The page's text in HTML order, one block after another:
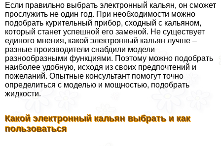
Если правильно выбрать электронный кальян, он сможет
прослужить не один год. При необходимости можно
подобрать курительный прибор, сходный с кальяном,
который станет успешной его заменой. Не существует
единого мнения, какой электронный кальян лучше –
разные производители снабдили модели
разнообразными функциями. Поэтому можно подобрать
наиболее удобную, исходя из своих предпочтений и
пожеланий. Опытные консультант помогут точно
определиться с моделью и мощностью, подобрать
жидкости.
Какой электронный кальян выбрать и как
пользоваться